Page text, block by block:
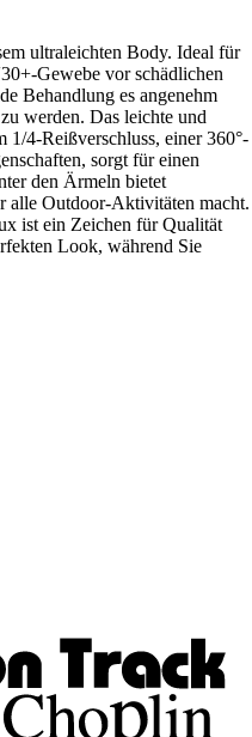
ultraleichten Body. Ideal für
Gewebe vor schädlichen
Behandlung es angenehm
werden. Das leichte und
4-Reißverschluss, einer 360°-
sorgt für einen
den Ärmeln bietet
alle Outdoor-Aktivitäten macht.
ist ein Zeichen für Qualität
Look, während Sie